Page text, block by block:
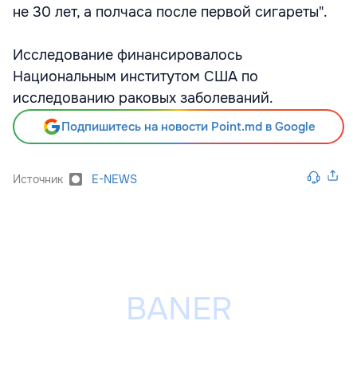
не 30 лет, а полчаса после первой сигареты".
Исследование финансировалось
Национальным институтом США по
исследованию раковых заболеваний.
Подпишитесь на новости Point.md в Google
Источник E-NEWS